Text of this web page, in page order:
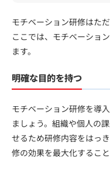
モチベーション研修はた
ここでは、モチベーショ
ます。
明確な目的を持つ
モチベーション研修を導
ましょう。組織や個人の
せるため研修内容をはっ
修の効果を最大化すること